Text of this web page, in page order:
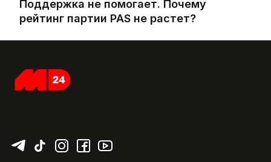
Поддержка не помогает. Почему
рейтинг партии PAS не растет?